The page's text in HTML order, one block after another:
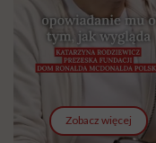
Zobacz więcej